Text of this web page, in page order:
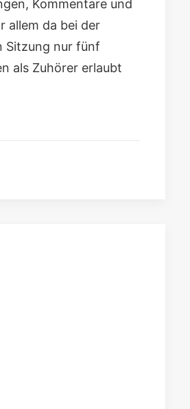
Kommentare und
allem da bei der
Sitzung nur fünf
als Zuhörer erlaubt